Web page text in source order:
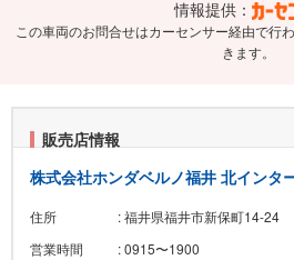
情報提供：
この車両のお問合せはカーセンサー経由で行
きます。
販売店情報
株式会社ホンダベルノ福井 北インタ
住所
: 福井県福井市新保町14-24
営業時間
: 0915〜1900